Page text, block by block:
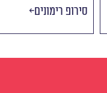
סירופ רימונים